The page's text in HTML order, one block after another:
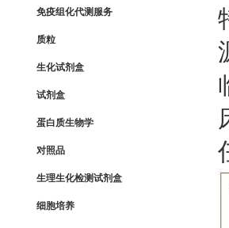
免疫组化代测服务
质粒
生化试剂盒
试剂盒
蛋白质生物学
对照品
生理生化检测试剂盒
细胞培养